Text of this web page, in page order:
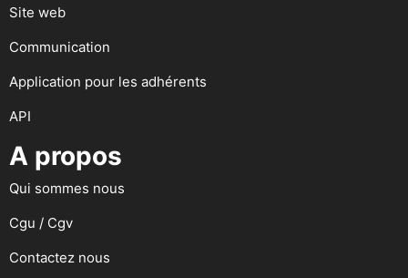
Site web
Communication
Application pour les adhérents
API
A propos
Qui sommes nous
Cgu / Cgv
Contactez nous